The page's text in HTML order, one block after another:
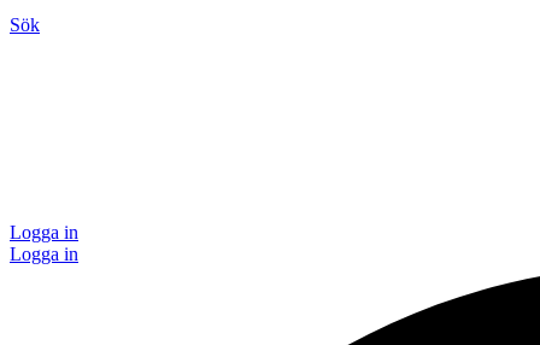
Sök
Logga in
Logga in